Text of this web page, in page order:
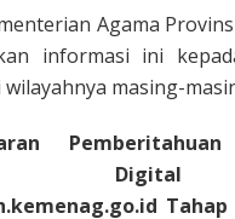
Agama
informasi ini
wilayahnya masing-
Digital
Tahap